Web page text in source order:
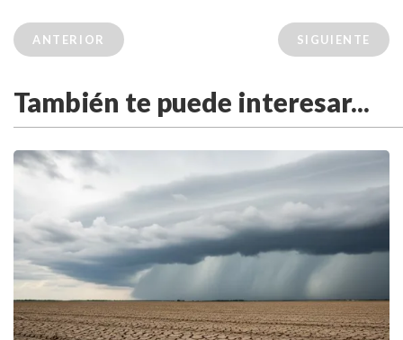
ANTERIOR SIGUIENTE
También te puede interesar...